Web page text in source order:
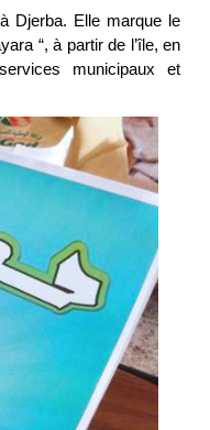
Djerba. Elle marque le
“, à partir de l’île, en
municipaux et